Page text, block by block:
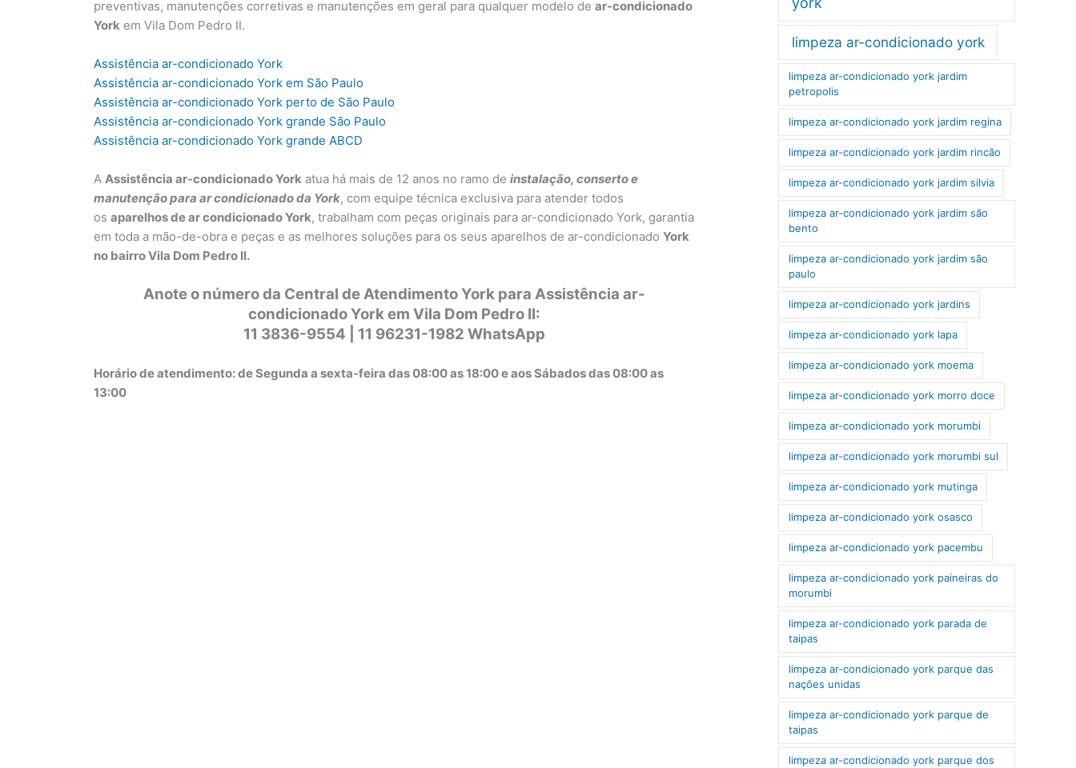
preventivas, manutenções corretivas e manutenções em geral para qualquer modelo de ar-condicionado
York em Vila Dom Pedro II.
Assistência ar-condicionado York
Assistência ar-condicionado York em São Paulo
Assistência ar-condicionado York perto de São Paulo
Assistência ar-condicionado York grande São Paulo
Assistência ar-condicionado York grande ABCD
A Assistência ar-condicionado York atua há mais de 12 anos no ramo de instalação, conserto e
manutenção para ar condicionado da York, com equipe técnica exclusiva para atender todos
os aparelhos de ar condicionado York, trabalham com peças originais para ar-condicionado York, garantia
em toda a mão-de-obra e peças e as melhores soluções para os seus aparelhos de ar-condicionado York
no bairro Vila Dom Pedro II.
Anote o número da Central de Atendimento York para Assistência ar-
condicionado York em Vila Dom Pedro II:
11 3836-9554 | 11 96231-1982 WhatsApp
Horário de atendimento: de Segunda a sexta-feira das 08:00 as 18:00 e aos Sábados das 08:00 as
13:00
limpeza ar-condicionado york
limpeza ar-condicionado york jardim
petropolis
limpeza ar-condicionado york jardim regina
limpeza ar-condicionado york jardim rincão
limpeza ar-condicionado york jardim silvia
limpeza ar-condicionado york jardim são
bento
limpeza ar-condicionado york jardim são
paulo
limpeza ar-condicionado york jardins
limpeza ar-condicionado york lapa
limpeza ar-condicionado york moema
limpeza ar-condicionado york morro doce
limpeza ar-condicionado york morumbi
limpeza ar-condicionado york morumbi sul
limpeza ar-condicionado york mutinga
limpeza ar-condicionado york osasco
limpeza ar-condicionado york pacembu
limpeza ar-condicionado york paineiras do
morumbi
limpeza ar-condicionado york parada de
taipas
limpeza ar-condicionado york parque das
nações unidas
limpeza ar-condicionado york parque de
taipas
limpeza ar-condicionado york parque dos